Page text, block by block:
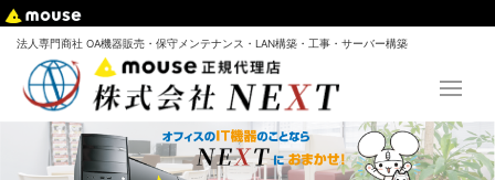
法人専門商社 OA機器販売・保守メンテナンス・LAN構築・工事・サーバー構築